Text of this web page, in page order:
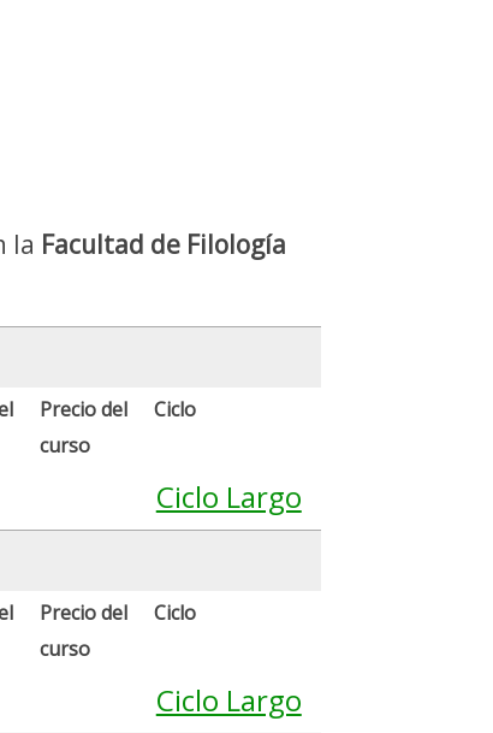
la Facultad de Filología
Precio del
curso
Ciclo
Ciclo Largo
Precio del
curso
Ciclo
Ciclo Largo